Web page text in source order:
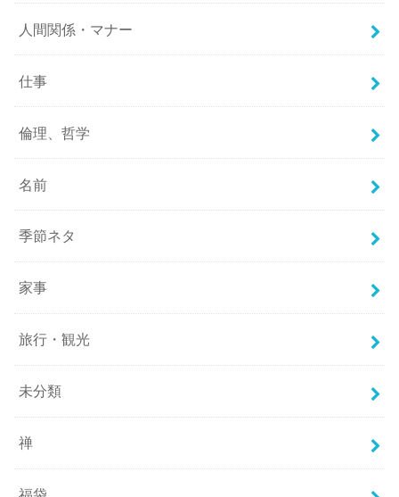
人間関係・マナー
仕事
倫理、哲学
名前
季節ネタ
家事
旅行・観光
未分類
禅